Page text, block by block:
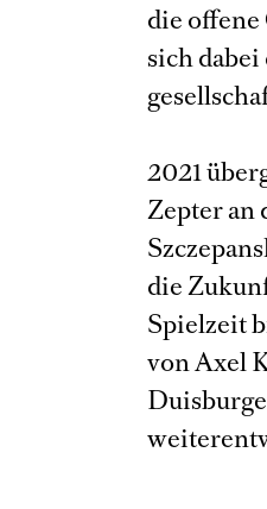
die offene
sich
2021
Zepter an
die
Spielzeit
von Axel